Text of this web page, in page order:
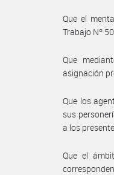
Que el
Trabajo Nº
Que
asignación
Que los
sus
a los
Que el